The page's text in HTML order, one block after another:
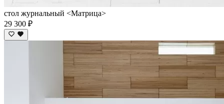
стол журнальный <Матрица>
29 300 ₽